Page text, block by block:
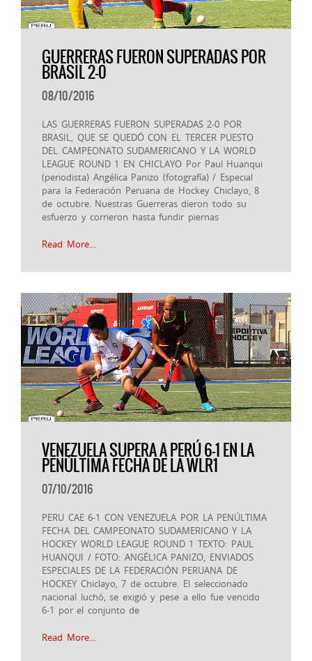
GUERRERAS FUERON SUPERADAS POR
BRASIL 2-0
08/10/2016
LAS GUERRERAS FUERON SUPERADAS 2-0 POR
BRASIL, QUE SE QUEDÓ CON EL TERCER PUESTO
DEL CAMPEONATO SUDAMERICANO Y LA WORLD
LEAGUE ROUND 1 EN CHICLAYO Por Paul Huanqui
(periodista) Angélica Panizo (fotografía) / Especial
para la Federación Peruana de Hockey Chiclayo, 8
de octubre. Nuestras Guerreras dieron todo su
esfuerzo y corrieron hasta fundir piernas
Read More…
VENEZUELA SUPERA A PERÚ 6-1 EN LA
PENÚLTIMA FECHA DE LA WLR1
07/10/2016
PERU CAE 6-1 CON VENEZUELA POR LA PENÚLTIMA
FECHA DEL CAMPEONATO SUDAMERICANO Y LA
HOCKEY WORLD LEAGUE ROUND 1 TEXTO: PAUL
HUANQUI / FOTO: ANGÉLICA PANIZO, ENVIADOS
ESPECIALES DE LA FEDERACIÓN PERUANA DE
HOCKEY Chiclayo, 7 de octubre. El seleccionado
nacional luchó, se exigió y pese a ello fue vencido
6-1 por el conjunto de
Read More…